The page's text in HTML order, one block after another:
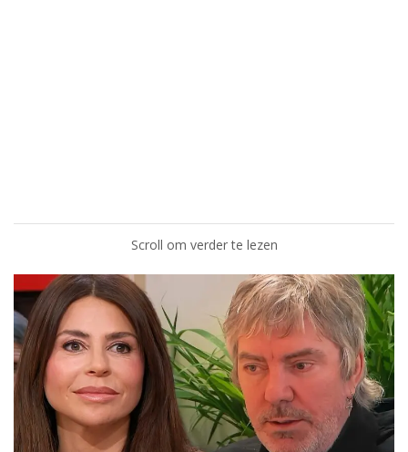
Scroll om verder te lezen